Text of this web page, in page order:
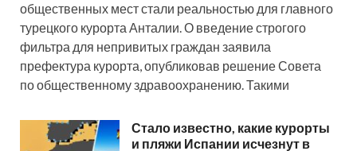
общественных мест стали реальностью для главного
турецкого курорта Анталии. О введение строгого
фильтра для непривитых граждан заявила
префектура курорта, опубликовав решение Совета
по общественному здравоохранению. Такими
Стало известно, какие курорты
и пляжи Испании исчезнут в